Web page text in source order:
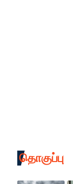
தொகுப்பு